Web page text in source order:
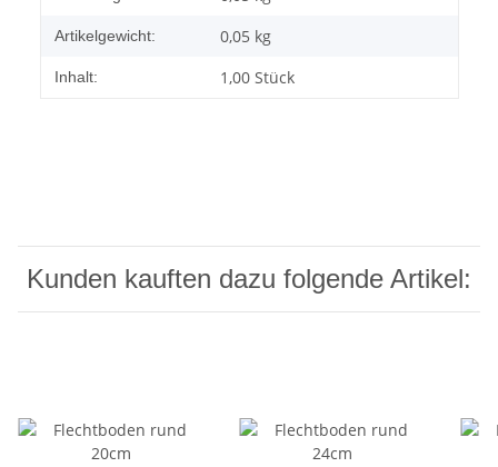
Artikelgewicht: 0,05 kg
Inhalt: 1,00 Stück
Kunden kauften dazu folgende Artikel: